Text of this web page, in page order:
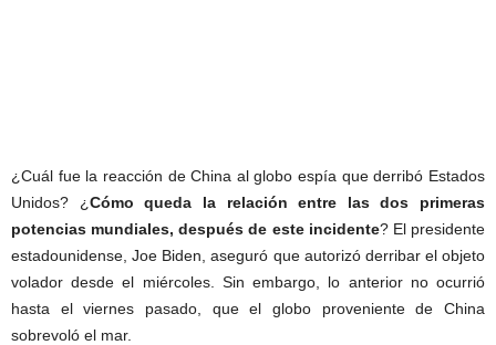
¿Cuál fue la reacción de China al globo espía que derribó Estados
Unidos? ¿Cómo queda la relación entre las dos primeras
potencias mundiales, después de este incidente? El presidente
estadounidense, Joe Biden, aseguró que autorizó derribar el objeto
volador desde el miércoles. Sin embargo, lo anterior no ocurrió
hasta el viernes pasado, que el globo proveniente de China
sobrevoló el mar.